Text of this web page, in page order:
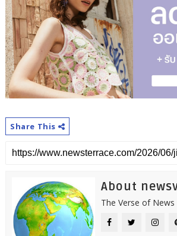
Share This
About
The Verse of News